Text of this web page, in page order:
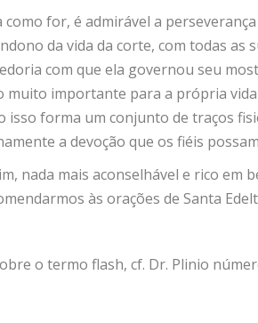
como for, é admirável a
da vida da corte, com todas
com que ela governou seu
muito importante para a própria
isso forma um conjunto de traços
a devoção que os fiéis
nada mais aconselhável e rico em
às orações de Santa
o termo flash, cf. Dr. Plinio